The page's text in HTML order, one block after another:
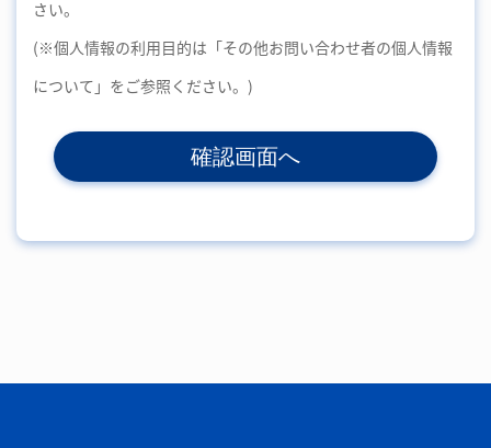
さい。
(※個人情報の利用目的は「その他お問い合わせ者の個人情報
について」をご参照ください。)